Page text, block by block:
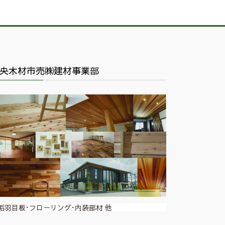
木材市売㈱建材事業部
羽目板･フローリング･内装部材 他